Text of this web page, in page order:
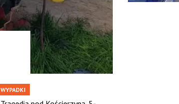
WYPADKI